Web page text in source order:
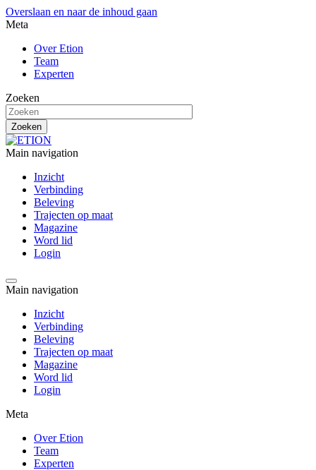
Overslaan en naar de inhoud gaan
Meta
Over Etion
Team
Experten
Zoeken
Main navigation
Inzicht
Verbinding
Beleving
Trajecten op maat
Magazine
Word lid
Login
Main navigation
Inzicht
Verbinding
Beleving
Trajecten op maat
Magazine
Word lid
Login
Meta
Over Etion
Team
Experten